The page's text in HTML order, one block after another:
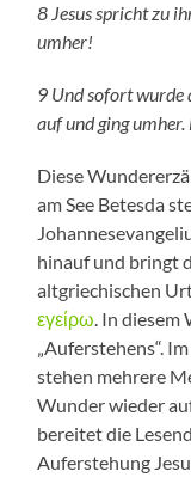
8 Jesus spricht zu
umher!
9 Und sofort wurde
auf und ging umher.
Diese
am See Betesda
hinauf und bringt
altgriechischen
εγείρω. In diesem
„Auferstehens“.
stehen mehrere
Wunder wieder
bereitet die
Auferstehung